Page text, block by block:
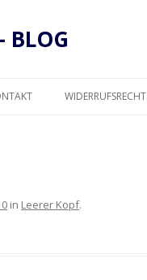
BLOG
WIDERRUFSRECHT
in Leerer Kopf.